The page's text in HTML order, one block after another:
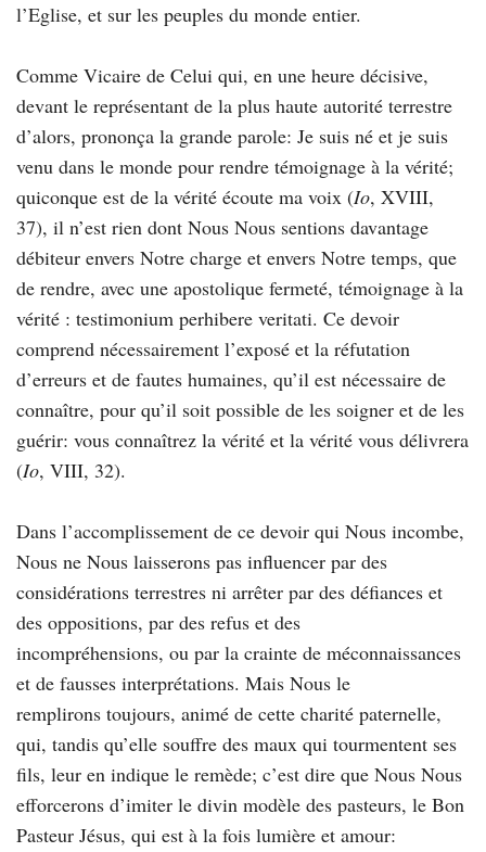
l’Eglise, et sur les peuples du monde entier.
Comme Vicaire de Celui qui, en une heure décisive,
devant le représentant de la plus haute autorité terrestre
d’alors, prononça la grande parole: Je suis né et je suis
venu dans le monde pour rendre témoignage à la vérité;
quiconque est de la vérité écoute ma voix (Io, XVIII,
37), il n’est rien dont Nous Nous sentions davantage
débiteur envers Notre charge et envers Notre temps, que
de rendre, avec une apostolique fermeté, témoignage à la
vérité : testimonium perhibere veritati. Ce devoir
comprend nécessairement l’exposé et la réfutation
d’erreurs et de fautes humaines, qu’il est nécessaire de
connaître, pour qu’il soit possible de les soigner et de les
guérir: vous connaîtrez la vérité et la vérité vous délivrera
(Io, VIII, 32).
Dans l’accomplissement de ce devoir qui Nous incombe,
Nous ne Nous laisserons pas influencer par des
considérations terrestres ni arrêter par des défiances et
des oppositions, par des refus et des
incompréhensions, ou par la crainte de méconnaissances
et de fausses interprétations. Mais Nous le
remplirons toujours, animé de cette charité paternelle,
qui, tandis qu’elle souffre des maux qui tourmentent ses
fils, leur en indique le remède; c’est dire que Nous Nous
efforcerons d’imiter le divin modèle des pasteurs, le Bon
Pasteur Jésus, qui est à la fois lumière et amour: